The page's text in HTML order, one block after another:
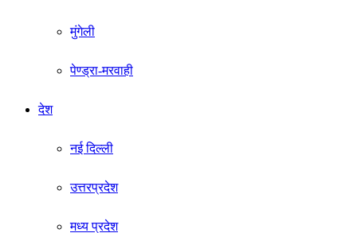
मुंगेली
पेण्ड्रा-मरवाही
देश
नई दिल्ली
उत्तरप्रदेश
मध्य प्रदेश